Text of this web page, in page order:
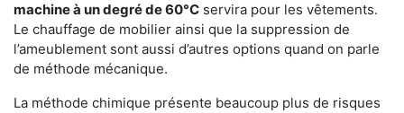
machine à un degré de 60°C servira pour les vêtements.
Le chauffage de mobilier ainsi que la suppression de
l’ameublement sont aussi d’autres options quand on parle
de méthode mécanique.
La méthode chimique présente beaucoup plus de risques